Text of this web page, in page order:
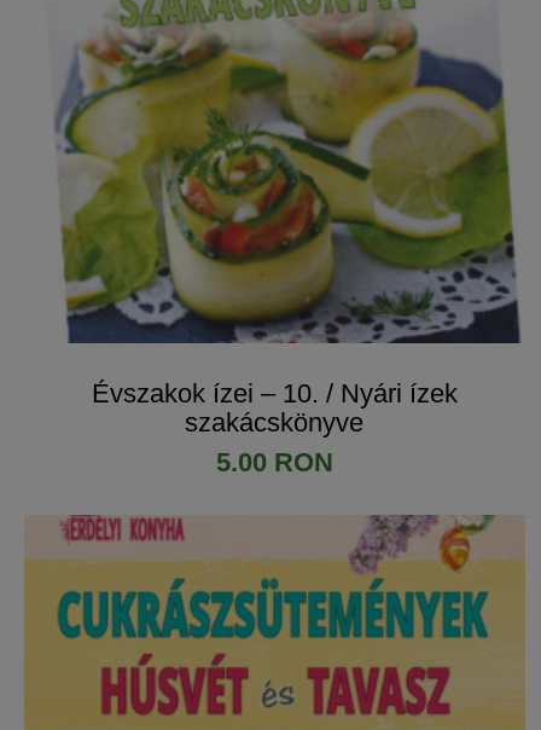
​Évszakok ízei – 10. / Nyári ízek
szakácskönyve
5.00 RON